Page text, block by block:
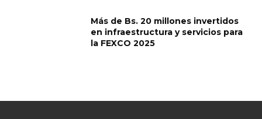
Más de Bs. 20 millones invertidos
en infraestructura y servicios para
la FEXCO 2025